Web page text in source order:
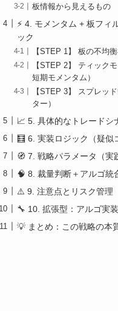
板情報から見えるもの
⚡ 4. モメンタム + 板フィ
ック
【STEP 1】 板の不均
【STEP 2】 ティック
短期モメンタム）
【STEP 3】 スプレッ
ター）
📈 5. 具体的なトレードシ
🧮 6. 実装ロジック（疑似
🧭 7. 戦略パラメータ（実
🧠 8. 裁量判断＋アルゴ統
⚠️ 9. 注意点とリスク管理
🔧 10. 拡張型：アルゴ実
💡 まとめ：この戦略の本